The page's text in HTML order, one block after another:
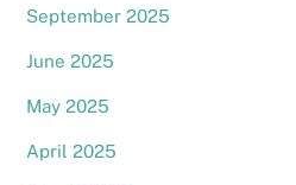
September 2025
June 2025
May 2025
April 2025